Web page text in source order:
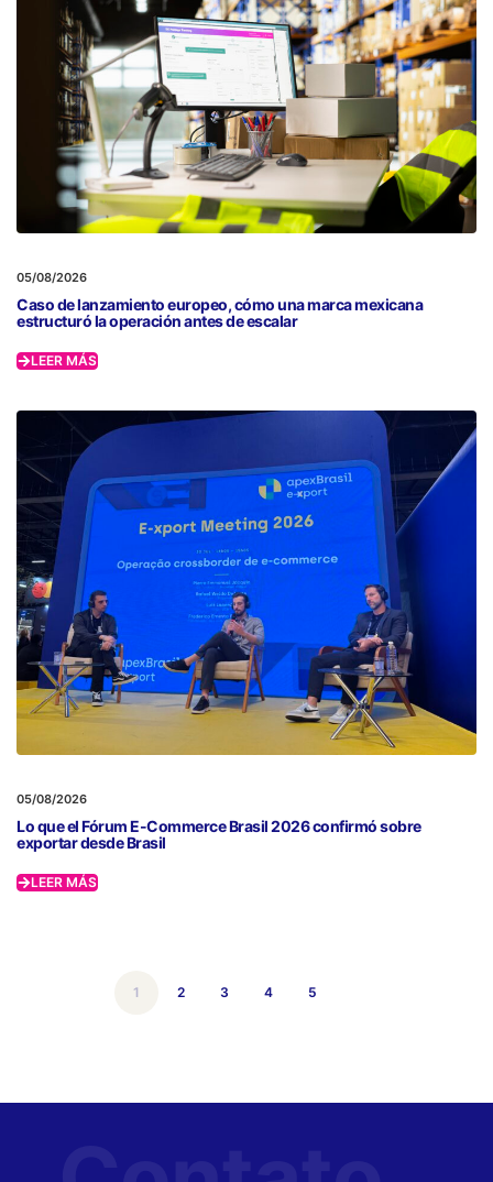
05/08/2026
Caso de lanzamiento europeo, cómo una marca mexicana
estructuró la operación antes de escalar
LEER MÁS
05/08/2026
Lo que el Fórum E-Commerce Brasil 2026 confirmó sobre
exportar desde Brasil
LEER MÁS
1 2 3 4 5